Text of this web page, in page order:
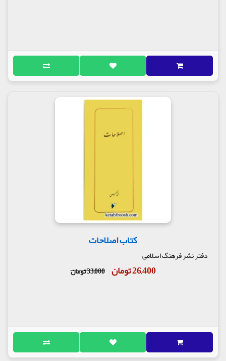
کتاب اصلاحات
دفتر نشر فرهنگ اسلامی
26,400 تومان 33,000 تومان